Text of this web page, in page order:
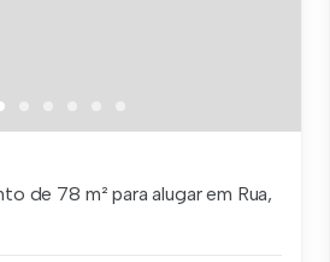
de 78 m² para alugar em Rua,